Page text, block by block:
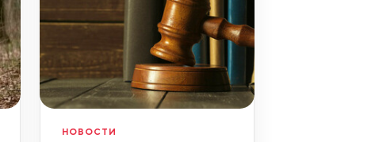
НОВОСТИ